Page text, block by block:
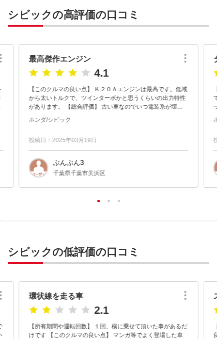
シビックの高評価の口コミ
最高傑作エンジン
4.1
【このクルマの良い点】 Ｋ２０Ａエンジンは最高です。低域
から太いトルクで、ツインターボかと思うくらいの出力特性
があります。 【総合評価】 古い車なのでいつ電装系が壊れ
るかわかりませんんが、何よりエンジンが良いので最高で
す。
ホンダ/シビック
投稿日：2025年03月19日
ぶんぶん3
千葉県千葉市美浜区
シビックの低評価の口コミ
環状線を走る車
2.1
【所有期間や運転回数】 １回、横に乗せて頂いた事があるだ
けです 【このクルマの良い点】 マンガ等でよく登場した車